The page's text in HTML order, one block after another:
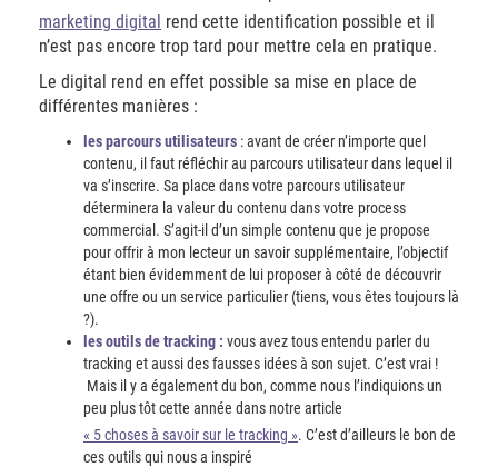
marketing digital rend cette identification possible et il
n’est pas encore trop tard pour mettre cela en pratique.
Le digital rend en effet possible sa mise en place de
différentes manières :
les parcours utilisateurs : avant de créer n’importe quel
contenu, il faut réfléchir au parcours utilisateur dans lequel il
va s’inscrire. Sa place dans votre parcours utilisateur
déterminera la valeur du contenu dans votre process
commercial. S’agit-il d’un simple contenu que je propose
pour offrir à mon lecteur un savoir supplémentaire, l’objectif
étant bien évidemment de lui proposer à côté de découvrir
une offre ou un service particulier (tiens, vous êtes toujours là
?).
les outils de tracking : vous avez tous entendu parler du
tracking et aussi des fausses idées à son sujet. C’est vrai !
Mais il y a également du bon, comme nous l’indiquions un
peu plus tôt cette année dans notre article
« 5 choses à savoir sur le tracking ». C’est d’ailleurs le bon de
ces outils qui nous a inspiré